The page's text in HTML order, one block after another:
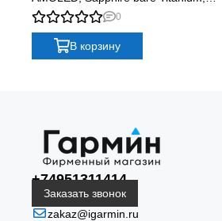
graphite with titanium band plus
graphite silicone band
0
В корзину
+74951311414
Заказать звонок
zakaz@igarmin.ru